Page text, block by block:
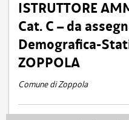
ISTRUTTORE
Cat. C – da
Demografica-
ZOPPOLA
Comune di Zoppola